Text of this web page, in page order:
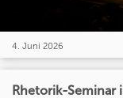
4. Juni 2026
Rhetorik-Seminar